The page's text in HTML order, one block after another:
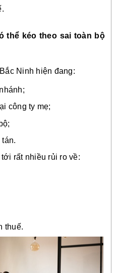
thể kéo theo sai toàn bộ
Ninh hiện đang:
công ty mẹ;
rất nhiều rủi ro về:
thuế.